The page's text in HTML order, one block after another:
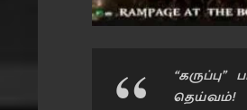
தெய்வம்!